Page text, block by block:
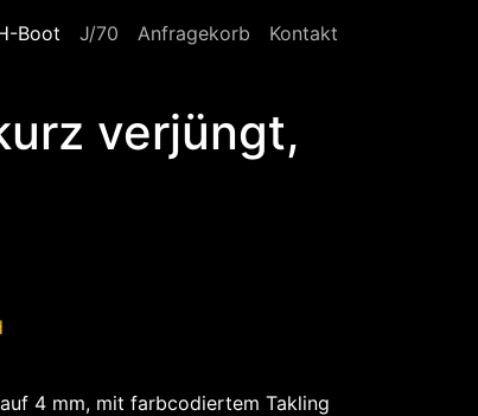
überspringen
Boot J/70 Anfragekorb Kontakt
verjüngt,
4 mm, mit farbcodiertem Takling